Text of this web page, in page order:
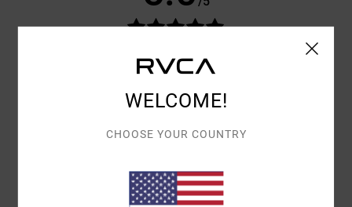
SINDS
JUNI 2026
67% VAN ONZE KLANTEN BEVELEN DIT PRODUCT AAN
5.0
PRIJS-KWALITEITVERHOUDING
5.0
WELCOME!
CHOOSE YOUR COUNTRY